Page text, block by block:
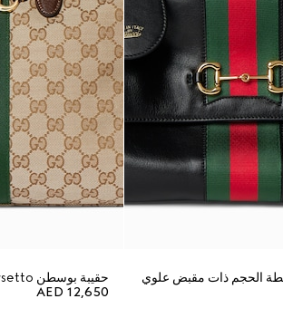
حقيبة بوسطن Borsetto كبيرة الحجم
AED 12,650